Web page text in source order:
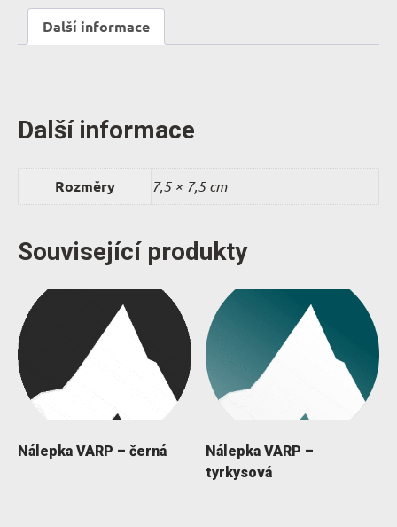
Další informace
Další informace
Rozměry 7,5 × 7,5 cm
Související produkty
Nálepka VARP – černá
Nálepka VARP –
tyrkysová